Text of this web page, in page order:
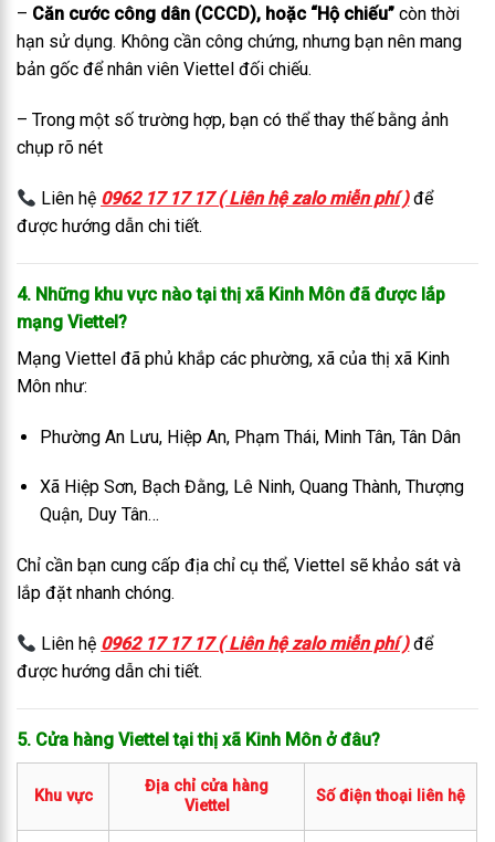
– Căn cước công dân (CCCD), hoặc “Hộ chiếu” còn thời
hạn sử dụng. Không cần công chứng, nhưng bạn nên mang
bản gốc để nhân viên Viettel đối chiếu.
– Trong một số trường hợp, bạn có thể thay thế bằng ảnh
chụp rõ nét
Liên hệ 0962 17 17 17 ( Liên hệ zalo miễn phí ) để
được hướng dẫn chi tiết.
4. Những khu vực nào tại thị xã Kinh Môn đã được lắp
mạng Viettel?
Mạng Viettel đã phủ khắp các phường, xã của thị xã Kinh
Môn như:
Phường An Lưu, Hiệp An, Phạm Thái, Minh Tân, Tân Dân
Xã Hiệp Sơn, Bạch Đằng, Lê Ninh, Quang Thành, Thượng
Quận, Duy Tân…
Chỉ cần bạn cung cấp địa chỉ cụ thể, Viettel sẽ khảo sát và
lắp đặt nhanh chóng.
Liên hệ 0962 17 17 17 ( Liên hệ zalo miễn phí ) để
được hướng dẫn chi tiết.
5. Cửa hàng Viettel tại thị xã Kinh Môn ở đâu?
Khu vực
Địa chỉ cửa hàng
Viettel
Số điện thoại liên hệ